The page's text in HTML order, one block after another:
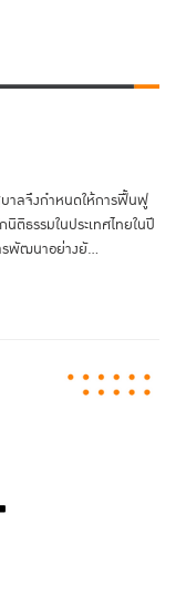
าลจึงกำหนดให้การฟื้นฟู
ติธรรมในประเทศไทยในปี
รพัฒนาอย่างยั...